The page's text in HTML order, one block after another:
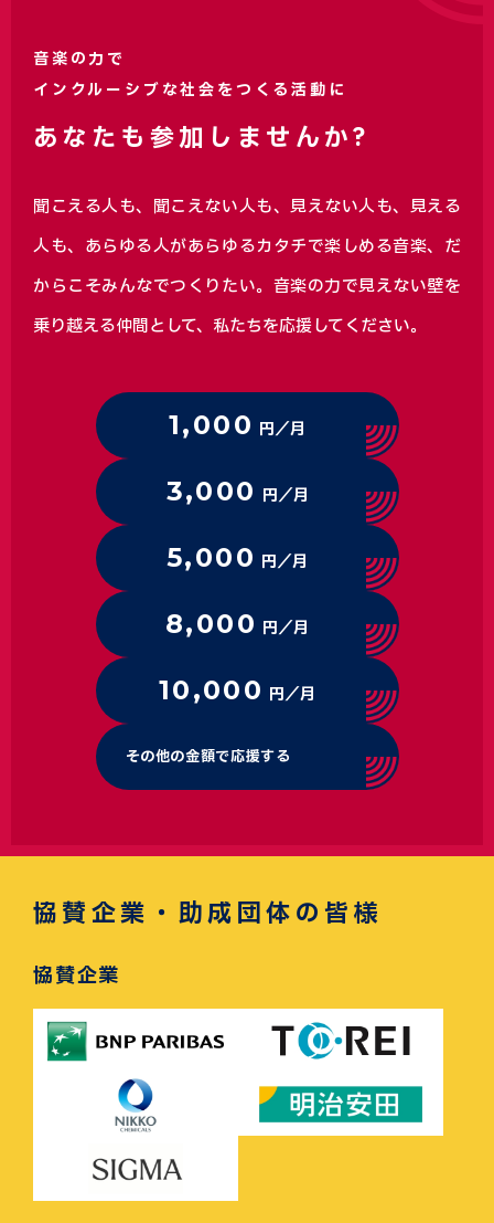
音楽の力で
インクルーシブな社会をつくる活動に
あなたも参加しませんか?
聞こえる人も、聞こえない人も、見えない人も、見える
人も、あらゆる人があらゆるカタチで楽しめる音楽、 だ
からこそみんなでつくりたい。音楽の力で見えない壁を
乗り越える仲間として、私たちを応援してください。
1,000 円／月
3,000 円／月
5,000 円／月
8,000 円／月
10,000 円／月
その他の金額で応援する
協賛企業・助成団体の皆様
協賛企業